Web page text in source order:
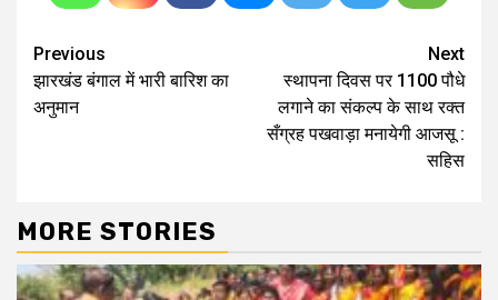
Continue
Reading
Previous
झारखंड बंगाल में भारी बारिश का
अनुमान
Next
स्थापना दिवस पर 1100 पौधे
लगाने का संकल्प के साथ रक्त
सँग्रह पखवाड़ा मनायेगी आजसू :
सहिस
MORE STORIES